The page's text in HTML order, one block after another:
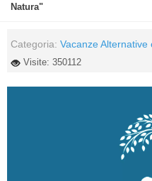
Natura"
Categoria: Vacanze Alternative
Visite: 350112